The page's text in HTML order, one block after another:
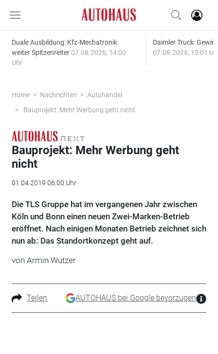
Duale Ausbildung: Kfz-Mechatronik
weiter Spitzenreiter 07.08.2026, 14:00
Uhr
Daimler Truck:
07.08.2026, 13:01
Home Nachrichten
Autohandel
Bauprojekt: Mehr Werbung geht nicht
Bauprojekt: Mehr Werbung geht
nicht
01.04.2019 06:00 Uhr
Die TLS Gruppe hat im vergangenen Jahr zwischen
Köln und Bonn einen neuen Zwei-Marken-Betrieb
eröffnet. Nach einigen Monaten Betrieb zeichnet sich
nun ab: Das Standortkonzept geht auf.
von Armin Wutzer
Teilen AUTOHAUS bei Google bevorzugen